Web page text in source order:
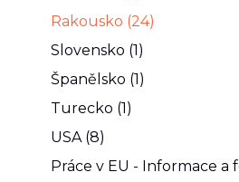
Rakousko (24)
Slovensko (1)
Španělsko (1)
Turecko (1)
USA (8)
Práce v EU - Informace a